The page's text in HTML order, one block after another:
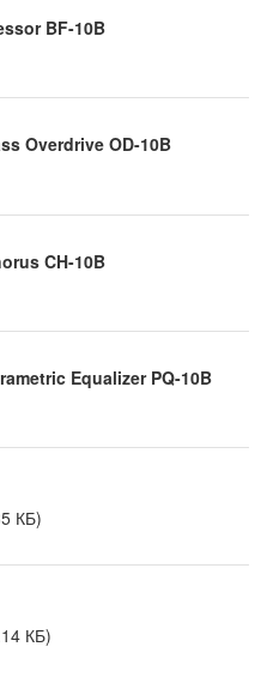
BF-10B
Overdrive OD-10B
CH-10B
Equalizer PQ-10B
КБ)
КБ)